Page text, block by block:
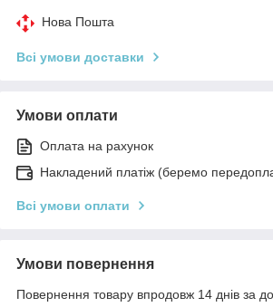
Нова Пошта
Всі умови доставки
Умови оплати
Оплата на рахунок
Накладений платіж (беремо
Всі умови оплати
Умови повернення
Повернення товару впродовж 14 днів за